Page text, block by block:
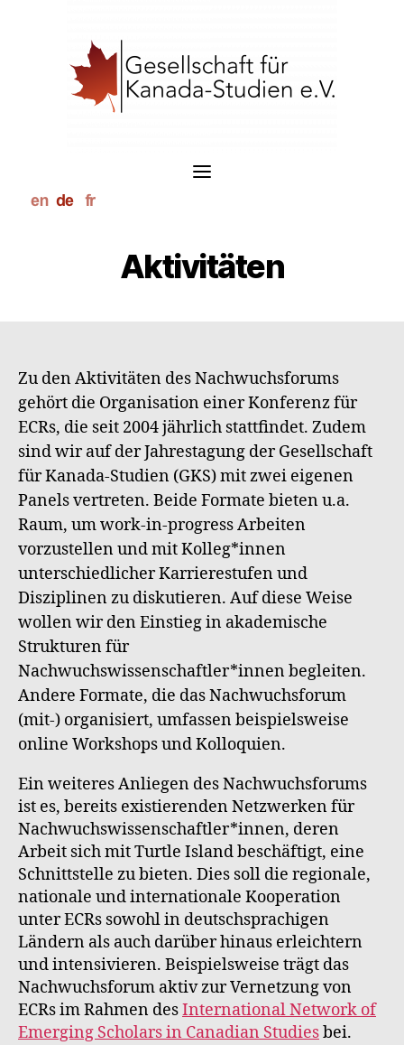
Aktivitäten
Zu den Aktivitäten des Nachwuchsforums
gehört die Organisation einer Konferenz für
ECRs, die seit 2004 jährlich stattfindet. Zudem
sind wir auf der Jahrestagung der Gesellschaft
für Kanada-Studien (GKS) mit zwei eigenen
Panels vertreten. Beide Formate bieten u.a.
Raum, um work-in-progress Arbeiten
vorzustellen und mit Kolleg*innen
unterschiedlicher Karrierestufen und
Disziplinen zu diskutieren. Auf diese Weise
wollen wir den Einstieg in akademische
Strukturen für
Nachwuchswissenschaftler*innen begleiten.
Andere Formate, die das Nachwuchsforum
(mit-) organisiert, umfassen beispielsweise
online Workshops und Kolloquien.
Ein weiteres Anliegen des Nachwuchsforums
ist es, bereits existierenden Netzwerken für
Nachwuchswissenschaftler*innen, deren
Arbeit sich mit Turtle Island beschäftigt, eine
Schnittstelle zu bieten. Dies soll die regionale,
nationale und internationale Kooperation
unter ECRs sowohl in deutschsprachigen
Ländern als auch darüber hinaus erleichtern
und intensivieren. Beispielsweise trägt das
Nachwuchsforum aktiv zur Vernetzung von
ECRs im Rahmen desInternational Network of
Emerging Scholars in Canadian Studiesbei.